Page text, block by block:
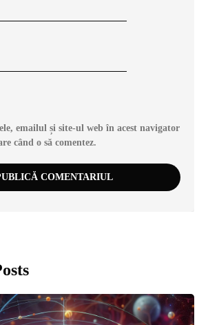
emailul și site-ul web în acest navigator
când o să comentez.